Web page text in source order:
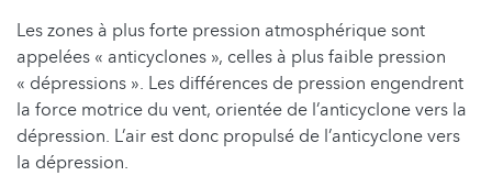
Les zones à plus forte pression atmosphérique sont
appelées « anticyclones », celles à plus faible pression
« dépressions ». Les différences de pression engendrent
la force motrice du vent, orientée de l’anticyclone vers la
dépression. L’air est donc propulsé de l’anticyclone vers
la dépression.